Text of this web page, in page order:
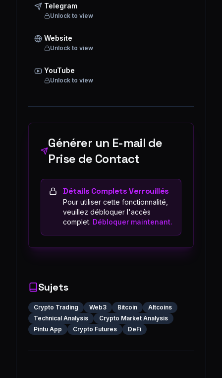
Telegram
Unlock to view
Website
Unlock to view
YouTube
Unlock to view
Générer un E-mail de
Prise de Contact
Détails Complets Verrouillés
Pour utiliser cette fonctionnalité,
veuillez débloquer l'accès
complet. Débloquer maintenant.
Sujets
Crypto Trading Web3 Bitcoin
Altcoins
Technical Analysis
Crypto Market Analysis
Pintu App
Crypto Futures DeFi